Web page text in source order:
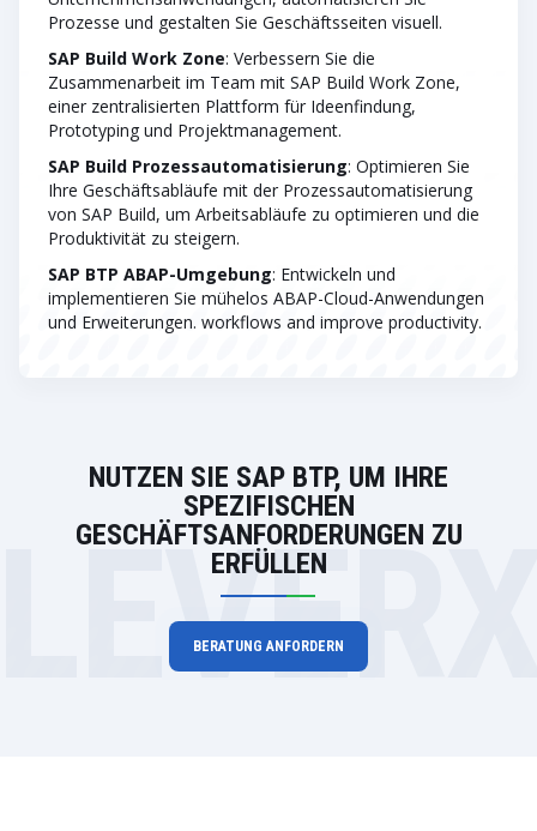
Prozesse und gestalten Sie Geschäftsseiten visuell.
SAP Build Work Zone: Verbessern Sie die
Zusammenarbeit im Team mit SAP Build Work Zone,
einer zentralisierten Plattform für Ideenfindung,
Prototyping und Projektmanagement.
SAP Build Prozessautomatisierung: Optimieren Sie
Ihre Geschäftsabläufe mit der Prozessautomatisierung
von SAP Build, um Arbeitsabläufe zu optimieren und die
Produktivität zu steigern.
SAP BTP ABAP-Umgebung: Entwickeln und
implementieren Sie mühelos ABAP-Cloud-Anwendungen
und Erweiterungen. workflows and improve productivity.
NUTZEN SIE SAP BTP, UM IHRE
SPEZIFISCHEN
GESCHÄFTSANFORDERUNGEN ZU
ERFÜLLEN
BERATUNG ANFORDERN